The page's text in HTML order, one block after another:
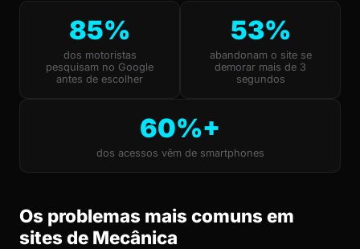
85%
dos motoristas
pesquisam no Google
antes de escolher
53%
abandonam o site se
demorar mais de 3
segundos
60%+
dos acessos vêm de smartphones
Os problemas mais comuns em
sites de Mecânica